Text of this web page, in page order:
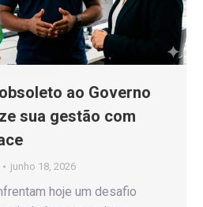
ao Governo
sua gestão com
junho 18, 2026
hoje um desafio